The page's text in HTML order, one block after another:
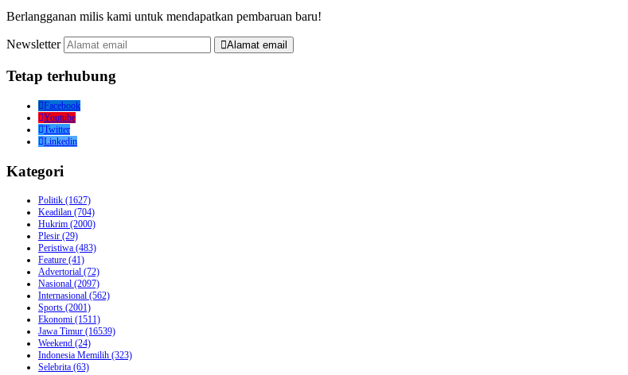
Berlangganan milis kami untuk mendapatkan pembaruan baru!
Newsletter Alamat email
Tetap terhubung
Facebook
Youtube
Twitter
Linkedin
Kategori
Politik (1627)
Keadilan (704)
Hukrim (2000)
Plesir (29)
Peristiwa (483)
Feature (41)
Advertorial (72)
Nasional (2097)
Internasional (562)
Sports (2001)
Ekonomi (1511)
Jawa Timur (16539)
Weekend (24)
Indonesia Memilih (323)
Selebrita (63)